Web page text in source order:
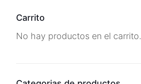
Carrito
No hay productos en el carrito.